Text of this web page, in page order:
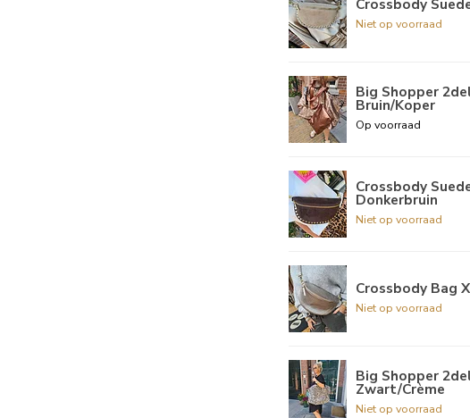
Crossbody
Niet op voorraad
Big Shopper
Bruin/Koper
Op voorraad
Crossbody
Donkerbruin
Niet op voorraad
Crossbody Bag
Niet op voorraad
Big Shopper
Zwart/Crème
Niet op voorraad